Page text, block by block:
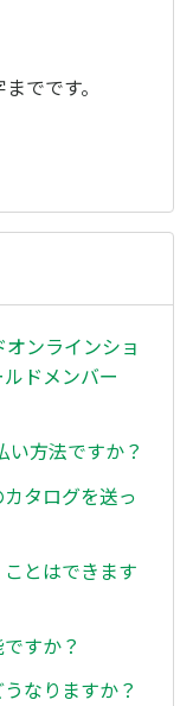
でです。
ンラインショ
ドメンバー
方法ですか？
タログを送っ
とはできます
すか？
なりますか？